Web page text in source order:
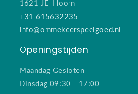
1621 JE Hoorn
+31 615632235
info@ommekeerspeelgoed.nl
Openingstijden
Maandag Gesloten
Dinsdag 09:30 - 17:00